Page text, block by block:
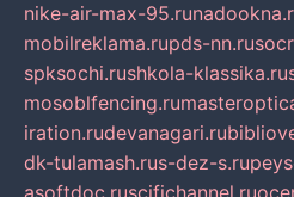
nike-air-max-95.ru
mobilreklama.rupds-nn.ru
spksochi.rushkola-klassika.ru
mosoblfencing.ru
iration.rudevanagari.ru
dk-tulamash.rus-dez-s.ru
asoftdoc.ruscifichannel.ru